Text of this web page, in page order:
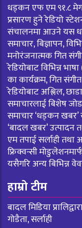
धड्कन एफ एम ९१.८
प्रसारण हुने रेडियो
संचालनमा आउने यस
समाचार, बिज्ञापन,
मनोरंजनात्मक गित
रेडियोबाट विभिन्न
का कार्यक्रम, गित
रेडियोबाट अश्लिल,
समाचारलाई बिशेष
समाचार ‘धड्कन खबर’
‘बादल खबर’
एम तपाई सर्लाही
फ्रिक्वन्सी
यसैगरि अन्य बिभिन्न
हाम्रो टीम
बादल मिडिया
गोडैता, सर्लाही